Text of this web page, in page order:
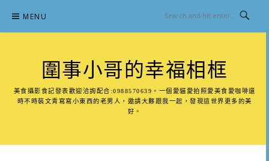
content
MENU
圍事小哥的幸福相框
美食攝影食記發表歡迎洽詢配合:0988570639。一個愛貓愛拍照愛美食愛咖啡還
時不時裝文青寫寫小東西的老男人，邀請大夥跟我一起，發現這世界更多的美
好。